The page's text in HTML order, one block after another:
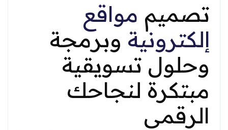
تصميم مواقع
إلكترونية وبرمجة
وحلول تسويقية
مبتكرة لنجاحك
الرقمي